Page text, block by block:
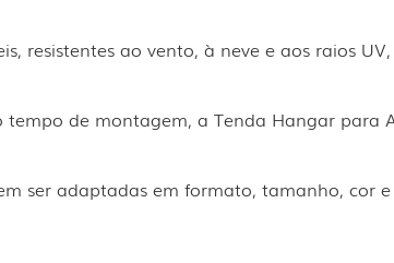
resistentes ao vento, à neve e aos raios
de montagem, a Tenda Hangar para
ser adaptadas em formato, tamanho, cor